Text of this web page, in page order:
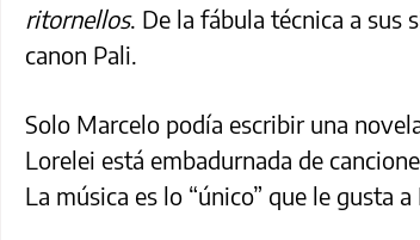
ritornellos. De la fábula técnica a sus
canon Pali.
Solo Marcelo podía escribir una
Lorelei está embadurnada de
La música es lo “único” que le gusta